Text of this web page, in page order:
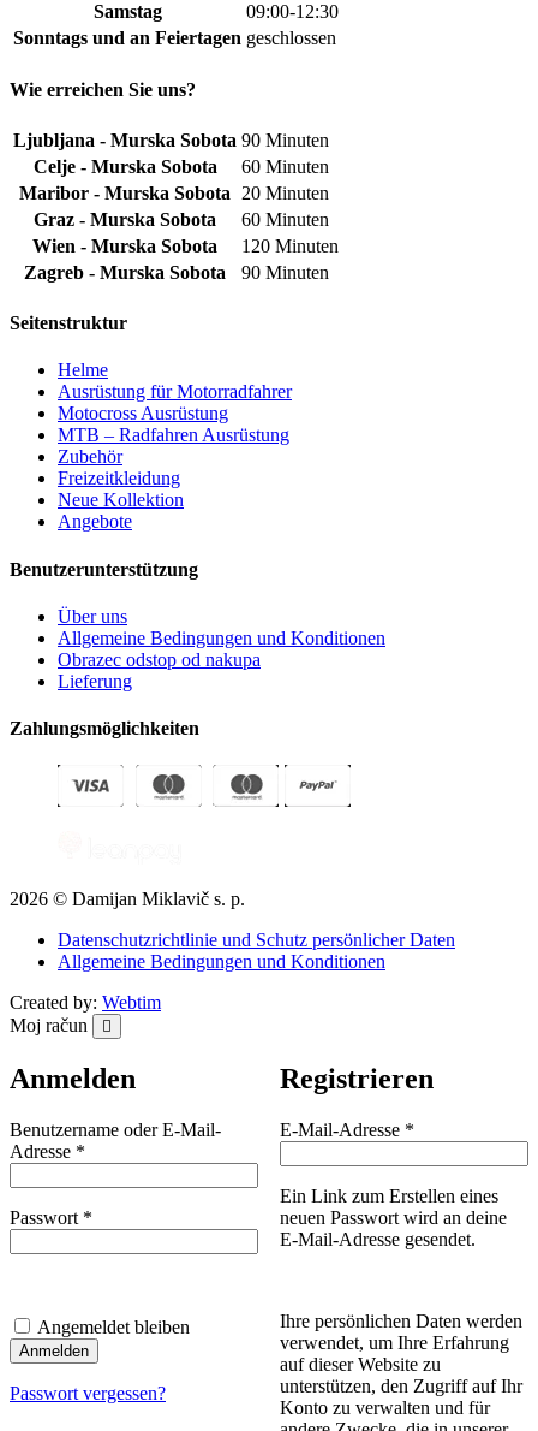
Samstag
09:00-12:30
Sonntags und an Feiertagen geschlossen
Wie erreichen Sie uns?
Ljubljana - Murska Sobota 90 Minuten
Celje - Murska Sobota
60 Minuten
Maribor - Murska Sobota
20 Minuten
Graz - Murska Sobota
60 Minuten
Wien - Murska Sobota
120 Minuten
Zagreb - Murska Sobota
90 Minuten
Seitenstruktur
Helme
Ausrüstung für Motorradfahrer
Motocross Ausrüstung
MTB – Radfahren Ausrüstung
Zubehör
Freizeitkleidung
Neue Kollektion
Angebote
Benutzerunterstützung
Über uns
Allgemeine Bedingungen und Konditionen
Obrazec odstop od nakupa
Lieferung
Zahlungsmöglichkeiten
2026 © Damijan Miklavič s. p.
Datenschutzrichtlinie und Schutz persönlicher Daten
Allgemeine Bedingungen und Konditionen
Created by: Webtim
Moj račun
Anmelden
Benutzername oder E-Mail-
Adresse *
Passwort *
Angemeldet bleiben
Anmelden
Passwort vergessen?
Registrieren
E-Mail-Adresse *Erforderlich
Ein Link zum Erstellen eines
neuen Passwort wird an deine
E-Mail-Adresse gesendet.
Ihre persönlichen Daten werden
verwendet, um Ihre Erfahrung
auf dieser Website zu
unterstützen, den Zugriff auf Ihr
Konto zu verwalten und für